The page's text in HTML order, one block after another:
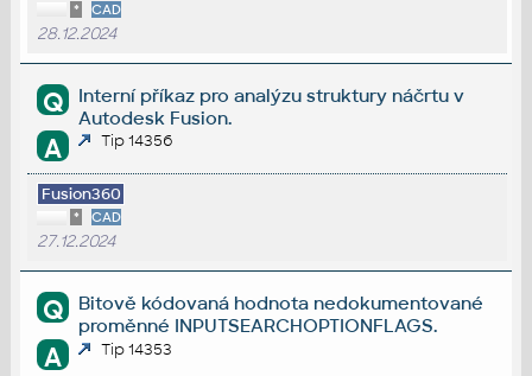
* CAD
28.12.2024
Q
Interní příkaz pro analýzu struktury náčrtu v
Autodesk Fusion.
A Tip 14356
Fusion360
* CAD
27.12.2024
Q
Bitově kódovaná hodnota nedokumentované
proměnné INPUTSEARCHOPTIONFLAGS.
A Tip 14353